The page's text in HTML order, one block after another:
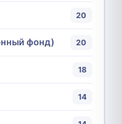
20
фонд) 20
18
14